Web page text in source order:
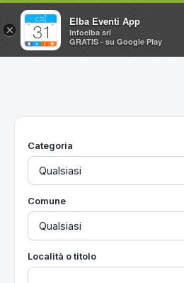
Home
Utilità
Categoria
Comune
Località o titolo
×
Elba Eventi App
Infoelba srl
GRATIS - su Google Play